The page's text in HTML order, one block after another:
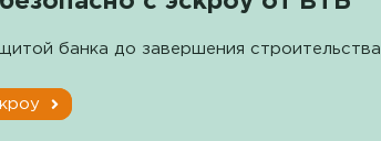
банка до завершения строительства.